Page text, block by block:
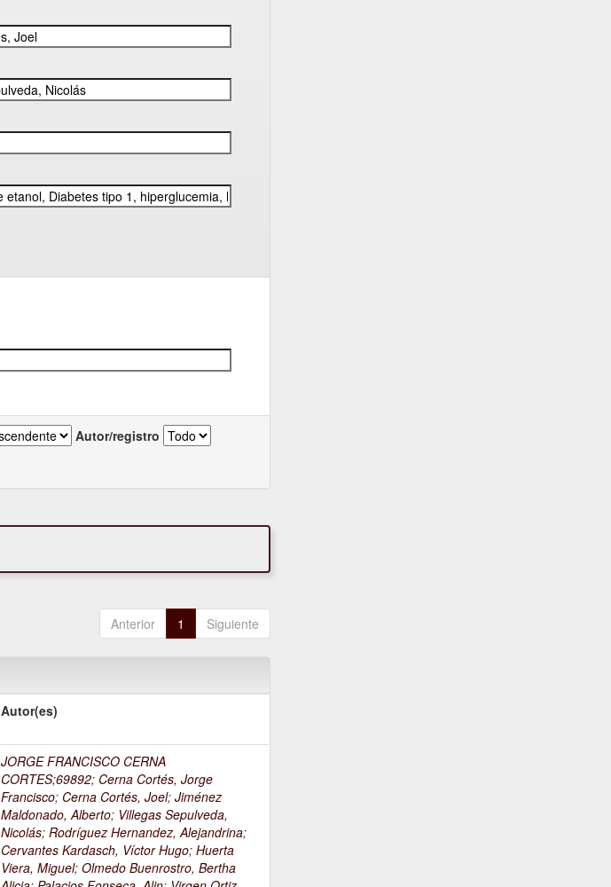
Autor/registro
Anterior 1 Siguiente
Autor(es)
JORGE FRANCISCO CERNA
CORTES;69892; Cerna Cortés, Jorge
Francisco; Cerna Cortés, Joel;Jiménez
Maldonado, Alberto; Villegas Sepulveda,
Nicolás;Rodríguez Hernandez, Alejandrina;
Cervantes Kardasch, Víctor Hugo;Huerta
Viera, Miguel;Olmedo Buenrostro, Bertha